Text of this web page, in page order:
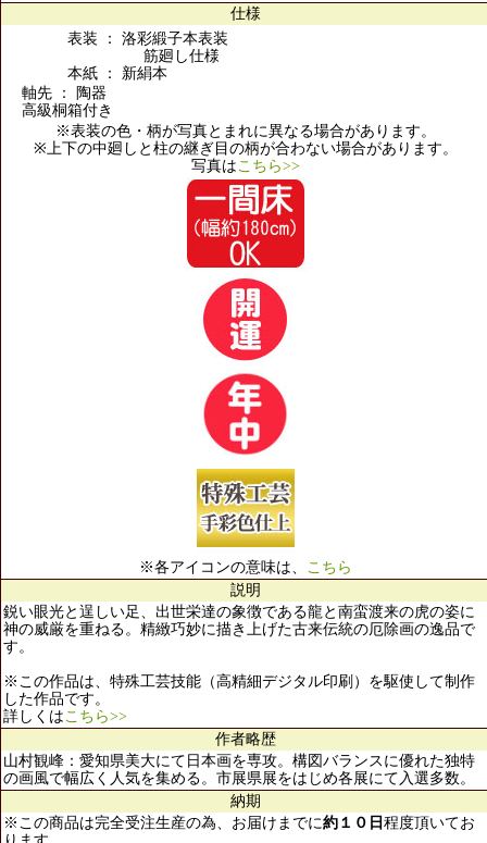
仕様
表装 ： 洛彩緞子本表装
筋廻し仕様
本紙 ： 新絹本
軸先 ： 陶器
高級桐箱付き
※表装の色・柄が写真とまれに異なる場合があります。
※上下の中廻しと柱の継ぎ目の柄が合わない場合があります。
写真はこちら>>
※各アイコンの意味は、 こちら
説明
鋭い眼光と逞しい足、出世栄達の象徴である龍と南蛮渡来の虎の姿に
神の威厳を重ねる。精緻巧妙に描き上げた古来伝統の厄除画の逸品で
す。
※この作品は、特殊工芸技能（高精細デジタル印刷）を駆使して制作
した作品です。
詳しくはこちら>>
作者略歴
山村観峰：愛知県美大にて日本画を専攻。構図バランスに優れた独特
の画風で幅広く人気を集める。市展県展をはじめ各展にて入選多数。
納期
※この商品は完全受注生産の為、お届けまでに約１０日 程度頂いてお